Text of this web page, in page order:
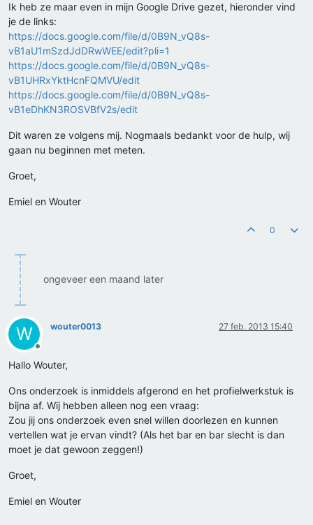
Ik heb ze maar even in mijn Google Drive gezet, hieronder vind
je de links:
https://docs.google.com/file/d/0B9N_vQ8s-
vB1aU1mSzdJdDRwWEE/edit?pli=1
https://docs.google.com/file/d/0B9N_vQ8s-
vB1UHRxYktHcnFQMVU/edit
https://docs.google.com/file/d/0B9N_vQ8s-
vB1eDhKN3ROSVBfV2s/edit
Dit waren ze volgens mij. Nogmaals bedankt voor de hulp, wij
gaan nu beginnen met meten.
Groet,
Emiel en Wouter
0
ongeveer een maand later
W
Offline
wouter0013 27 feb. 2013 15:40
Hallo Wouter,
Ons onderzoek is inmiddels afgerond en het profielwerkstuk is
bijna af. Wij hebben alleen nog een vraag:
Zou jij ons onderzoek even snel willen doorlezen en kunnen
vertellen wat je ervan vindt? (Als het bar en bar slecht is dan
moet je dat gewoon zeggen!)
Groet,
Emiel en Wouter